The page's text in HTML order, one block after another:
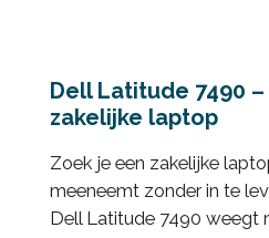
Dell Latitude 7490
zakelijke laptop
Zoek je een zakelijke
meeneemt zonder in te
Dell Latitude 7490 weegt